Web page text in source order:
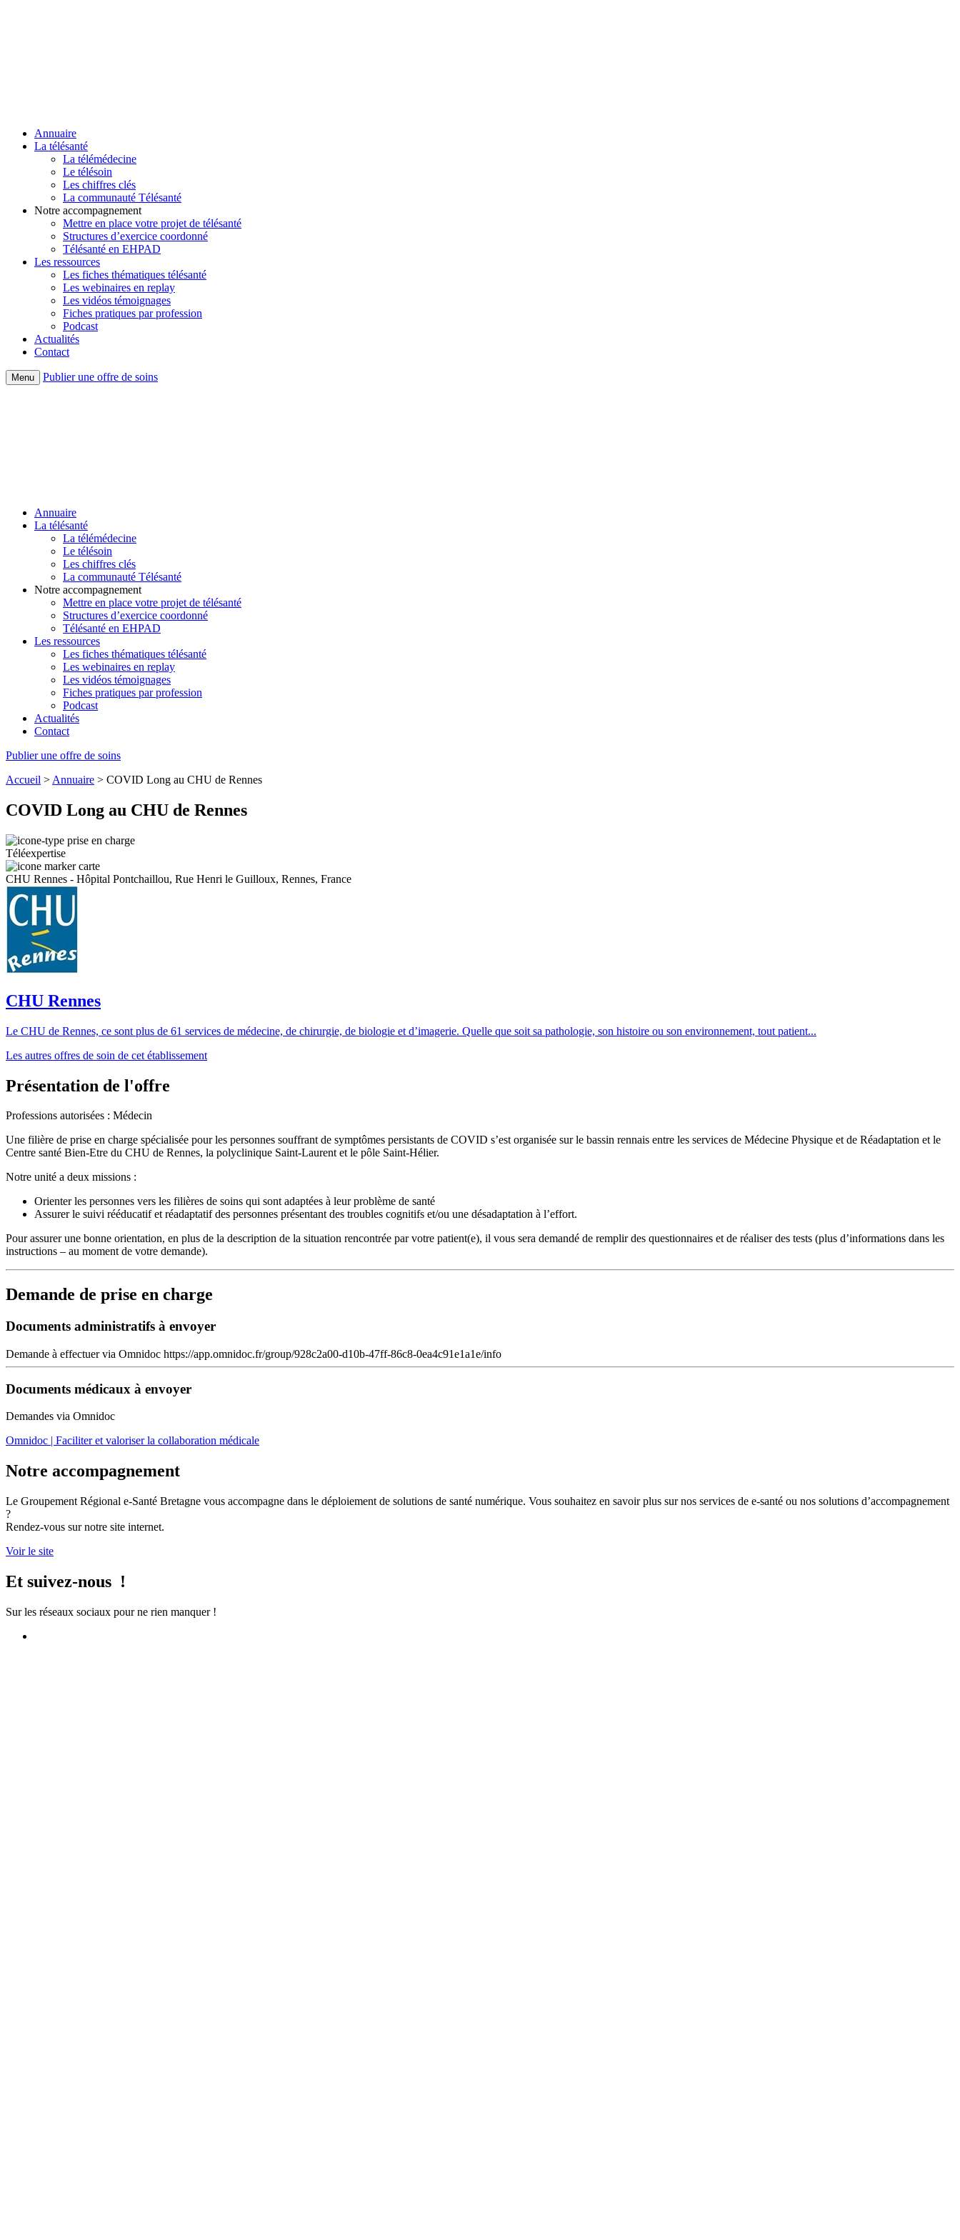
Annuaire
La télésanté
La télémédecine
Le télésoin
Les chiffres clés
La communauté Télésanté
Notre accompagnement
Mettre en place votre projet de télésanté
Structures d’exercice coordonné
Télésanté en EHPAD
Les ressources
Les fiches thématiques télésanté
Les webinaires en replay
Les vidéos témoignages
Fiches pratiques par profession
Podcast
Actualités
Contact
Menu Publier une offre de soins
Annuaire
La télésanté
La télémédecine
Le télésoin
Les chiffres clés
La communauté Télésanté
Notre accompagnement
Mettre en place votre projet de télésanté
Structures d’exercice coordonné
Télésanté en EHPAD
Les ressources
Les fiches thématiques télésanté
Les webinaires en replay
Les vidéos témoignages
Fiches pratiques par profession
Podcast
Actualités
Contact
Publier une offre de soins
Accueil > Annuaire > COVID Long au CHU de Rennes
COVID Long au CHU de Rennes
Téléexpertise
CHU Rennes - Hôpital Pontchaillou, Rue Henri le Guilloux, Rennes, France
CHU Rennes
Le CHU de Rennes, ce sont plus de 61 services de médecine, de chirurgie, de biologie et d’imagerie. Quelle que soit sa pathologie, son histoire ou son environnement, tout patient...
Les autres offres de soin de cet établissement
Présentation de l'offre
Professions autorisées : Médecin
Une filière de prise en charge spécialisée pour les personnes souffrant de symptômes persistants de COVID s’est organisée sur le bassin rennais entre les services de Médecine Physique et de Réadaptation et le
Centre santé Bien-Etre du CHU de Rennes, la polyclinique Saint-Laurent et le pôle Saint-Hélier.
Notre unité a deux missions :
Orienter les personnes vers les filières de soins qui sont adaptées à leur problème de santé
Assurer le suivi rééducatif et réadaptatif des personnes présentant des troubles cognitifs et/ou une désadaptation à l’effort.
Pour assurer une bonne orientation, en plus de la description de la situation rencontrée par votre patient(e), il vous sera demandé de remplir des questionnaires et de réaliser des tests (plus d’informations dans les
instructions – au moment de votre demande).
Demande de prise en charge
Documents administratifs à envoyer
Demande à effectuer via Omnidoc https://app.omnidoc.fr/group/928c2a00-d10b-47ff-86c8-0ea4c91e1a1e/info
Documents médicaux à envoyer
Demandes via Omnidoc
Omnidoc | Faciliter et valoriser la collaboration médicale
Notre accompagnement
Le Groupement Régional e-Santé Bretagne vous accompagne dans le déploiement de solutions de santé numérique. Vous souhaitez en savoir plus sur nos services de e-santé ou nos solutions d’accompagnement
?
Rendez-vous sur notre site internet.
Voir le site
Et suivez-nous !
Sur les réseaux sociaux pour ne rien manquer !